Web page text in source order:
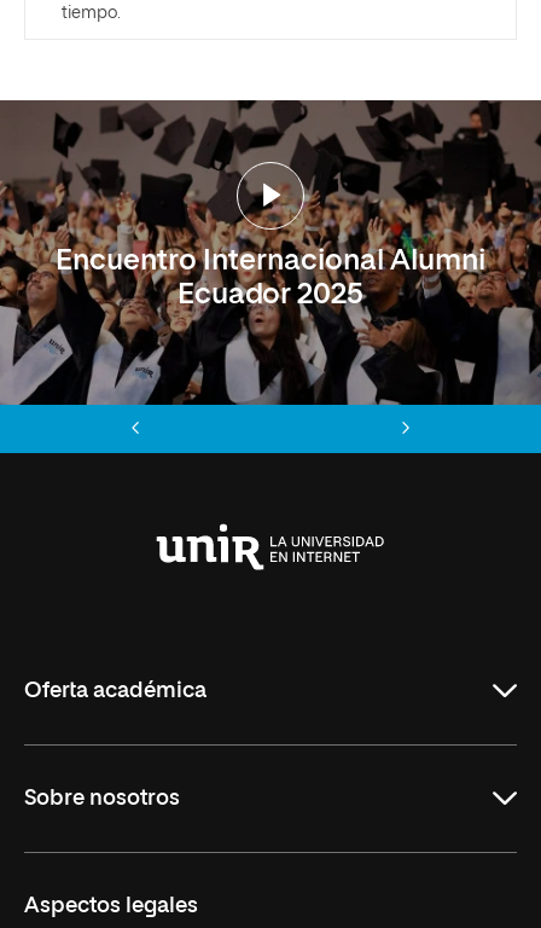
tiempo.
Encuentro Internacional Alumni
Ecuador 2025
Oferta académica
Formación Continua
Carreras
Sobre nosotros
Trabaja en UNIR
Aspectos legales